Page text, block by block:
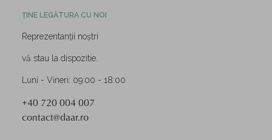
ȚINE LEGĂTURA CU NOI
Reprezentanții noștri
vă stau la dispozitie.
Luni - Vineri: 09:00 - 18:00
+40 720 004 007
contact@daar.ro